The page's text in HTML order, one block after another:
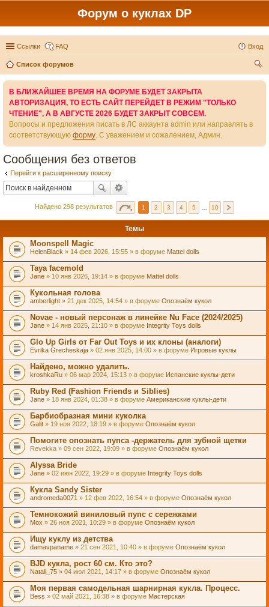
Форум о куклах DP
Ссылки FAQ Вход
Список форумов
В БЛИЖАЙШЕЕ ВРЕМЯ НА ФОРУМЕ БУДЕТ ЗАКРЫТА
АВТОРИЗАЦИЯ, ТО ЕСТЬ САЙТ ПЕРЕЙДЕТ В РЕЖИМ "ТОЛЬКО
ЧТЕНИЕ", А В АВГУСТЕ 2026 БУДЕТ ЗАКРЫТ СОВСЕМ.
Вопросы и предложения писать в ЛС аккаунта admin или направлять в
соответствующую форму. С уважением и сожалением, Админ.
Сообщения без ответов
Перейти к расширенному поиску
Найдено 298 результатов 1 2 3 4 5 10
Темы
Moonspell Magic
HelenBlack » 14 фев 2026, 15:55 » в форуме Mattel dolls
Taya facemold
Jane » 10 янв 2026, 19:14 » в форуме Mattel dolls
Кукольная голова
amberlight » 21 дек 2025, 14:54 » в форуме Опознаём кукол
Novae - новый персонаж в линейке Nu Face (2024/2025)
Jane » 14 янв 2025, 21:10 » в форуме Integrity Toys dolls
Glo Up Girls от Far Out Toys и их клоны (аналоги)
Evrika Grecheskaja » 02 янв 2025, 14:00 » в форуме Игровые куклы
Найдено, можно удалить.
kroshkaRu » 06 мар 2024, 15:13 » в форуме Испанские куклы-дети
Ruby Red (Fashion Friends и Siblies)
Jane » 18 янв 2024, 01:38 » в форуме Американские куклы-дети
Барбиобразная мини куколка
Galit » 19 ноя 2022, 18:19 » в форуме Опознаём кукол
Помогите опознать пупса -держатель для зубной щетки
Revekka » 09 сен 2022, 19:09 » в форуме Опознаём кукол
Alyssa Bride
Jane » 02 июн 2022, 19:29 » в форуме Integrity Toys dolls
Кукла Sandy Sister
andromeda0071 » 12 фев 2022, 16:54 » в форуме Опознаём кукол
Темнокожий виниловый пупс с сережками
Mox » 26 ноя 2021, 10:29 » в форуме Опознаём кукол
Ищу куклу из детства
damavpaname » 21 сен 2021, 10:40 » в форуме Опознаём кукол
BJD кукла, рост 60 см. Кто это?
Natali_75 » 04 июл 2021, 14:17 » в форуме Опознаём кукол
Моя первая самодельная шарнирная кукла. Процесс.
Bess » 02 май 2021, 16:38 » в форуме Мастерская